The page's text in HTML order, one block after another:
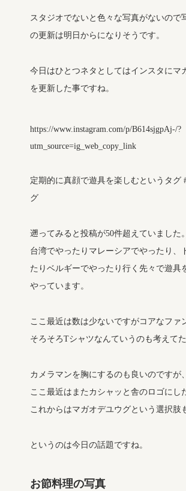
スタジオでないと色々な写真がないので
の更新は明日からになりそうです。
今日はひとつネタとしてはインスタにマ
を更新した事ですね。
https://www.instagram.com/p/B614sjgpAj-/?
utm_source=ig_web_copy_link
定期的に真顔で遊具を楽しむというタグ
グ
遡ってみると投稿が50件超えていました。
台湾でやったりマレーシアでやったり、
たりベルギーでやったり行く先々で遊具
やっています。
ここ最近は数は少ないですがコアなファ
そろそろTシャツなんていうのも考えてた
カメラマンを胸にするのも良いのですが、
ここ最近はまたカシャッと舎のロゴにし
これからはマガオデユウグという選択肢
というのは今日の話題ですね。
お節料理の写真